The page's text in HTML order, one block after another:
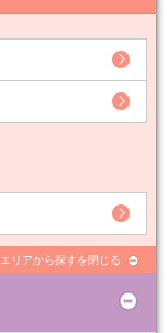
エリアから探すを閉じる